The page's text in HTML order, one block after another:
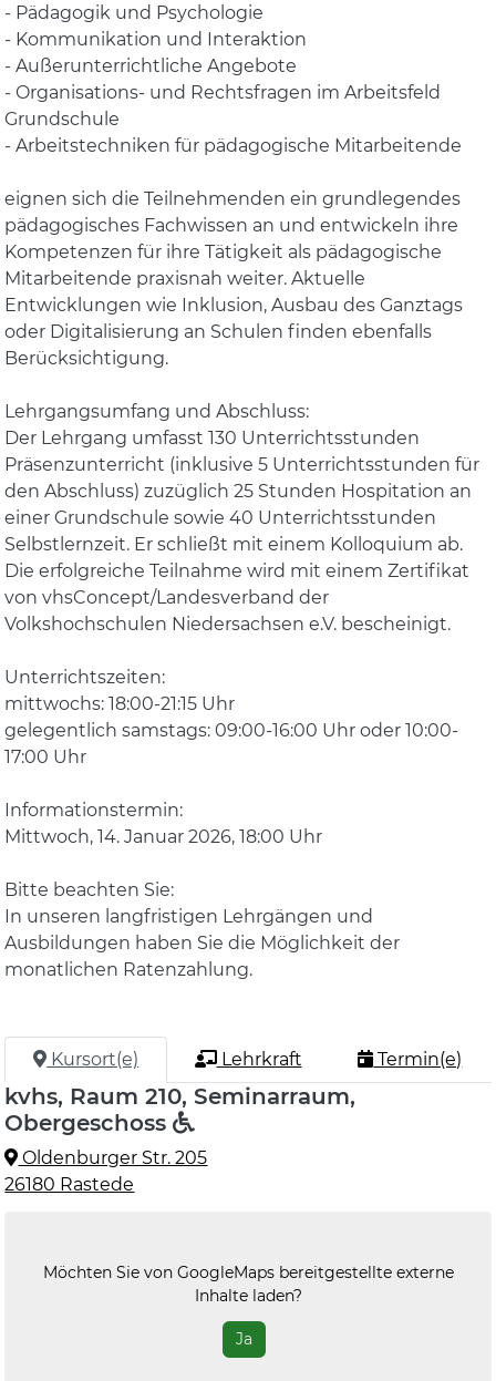
- Pädagogik und Psychologie
- Kommunikation und Interaktion
- Außerunterrichtliche Angebote
- Organisations- und Rechtsfragen im Arbeitsfeld
Grundschule
- Arbeitstechniken für pädagogische Mitarbeitende
eignen sich die Teilnehmenden ein grundlegendes
pädagogisches Fachwissen an und entwickeln ihre
Kompetenzen für ihre Tätigkeit als pädagogische
Mitarbeitende praxisnah weiter. Aktuelle
Entwicklungen wie Inklusion, Ausbau des Ganztags
oder Digitalisierung an Schulen finden ebenfalls
Berücksichtigung.
Lehrgangsumfang und Abschluss:
Der Lehrgang umfasst 130 Unterrichtsstunden
Präsenzunterricht (inklusive 5 Unterrichtsstunden für
den Abschluss) zuzüglich 25 Stunden Hospitation an
einer Grundschule sowie 40 Unterrichtsstunden
Selbstlernzeit. Er schließt mit einem Kolloquium ab.
Die erfolgreiche Teilnahme wird mit einem Zertifikat
von vhsConcept/Landesverband der
Volkshochschulen Niedersachsen e.V. bescheinigt.
Unterrichtszeiten:
mittwochs: 18:00-21:15 Uhr
gelegentlich samstags: 09:00-16:00 Uhr oder 10:00-
17:00 Uhr
Informationstermin:
Mittwoch, 14. Januar 2026, 18:00 Uhr
Bitte beachten Sie:
In unseren langfristigen Lehrgängen und
Ausbildungen haben Sie die Möglichkeit der
monatlichen Ratenzahlung.
Kursort(e) Lehrkraft Termin(e)
kvhs, Raum 210, Seminarraum,
Obergeschoss
Oldenburger Str. 205
26180 Rastede
Möchten Sie von GoogleMapsbereitgestellte externe
Inhalte laden?
Ja